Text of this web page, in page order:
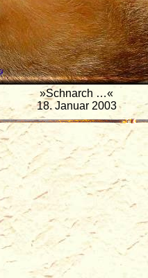
Schnarch …
18. Januar 2003